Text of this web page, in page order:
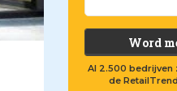
Word
Al 2.500 bedrijven
de